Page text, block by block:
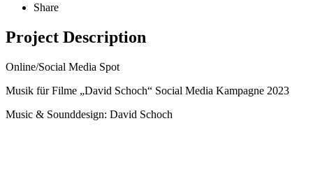
Share
Project Description
Online/Social Media Spot
Musik für Filme „David Schoch“ Social Media Kampagne 2023
Music & Sounddesign: David Schoch